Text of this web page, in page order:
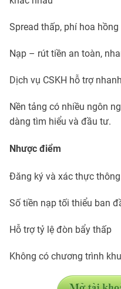
Spread thấp, phí hoa hồng
Nạp – rút tiền an toàn,
Dịch vụ CSKH hỗ trợ
Nền tảng có nhiều ngôn
dàng tìm hiểu và đầu tư.
Nhược điểm
Đăng ký và xác thực
Số tiền nạp tối thiểu ban
Hỗ trợ tỷ lệ đòn bẩy thấp
Không có chương trình